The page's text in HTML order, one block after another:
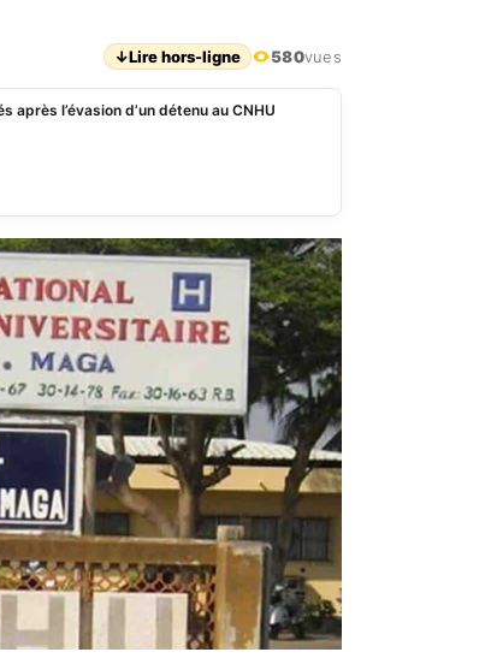
↓Lire hors-ligne 580vues
après l’évasion d’un détenu au CNHU